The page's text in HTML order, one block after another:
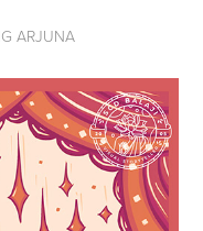
ARJUNA